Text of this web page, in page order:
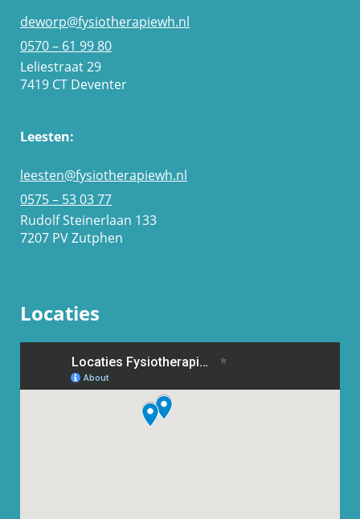
deworp@fysiotherapiewh.nl
0570 – 61 99 80
Leliestraat 29
7419 CT Deventer
Leesten:
leesten@fysiotherapiewh.nl
0575 – 53 03 77
Rudolf Steinerlaan 133
7207 PV Zutphen
Locaties